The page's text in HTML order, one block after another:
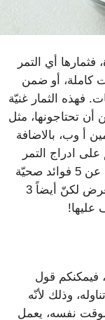
أي التمر
كاملة، أو ضمن
فهذه الثمار غنيّة
أن تحتاجونها، مثل
أ وب، بالاضافة
ادراج التمر
في نظامكم الغذائي اليوميّ، سنكشف لكم عن 5 فوائد صحيّة
أساسية له. ولكلّ النساء المتابعات لنا، سنعرض لكنّ أيضاً 3
عليها!
فيمكنكم قول
وذلك لأنّه
نفسه، يعمل